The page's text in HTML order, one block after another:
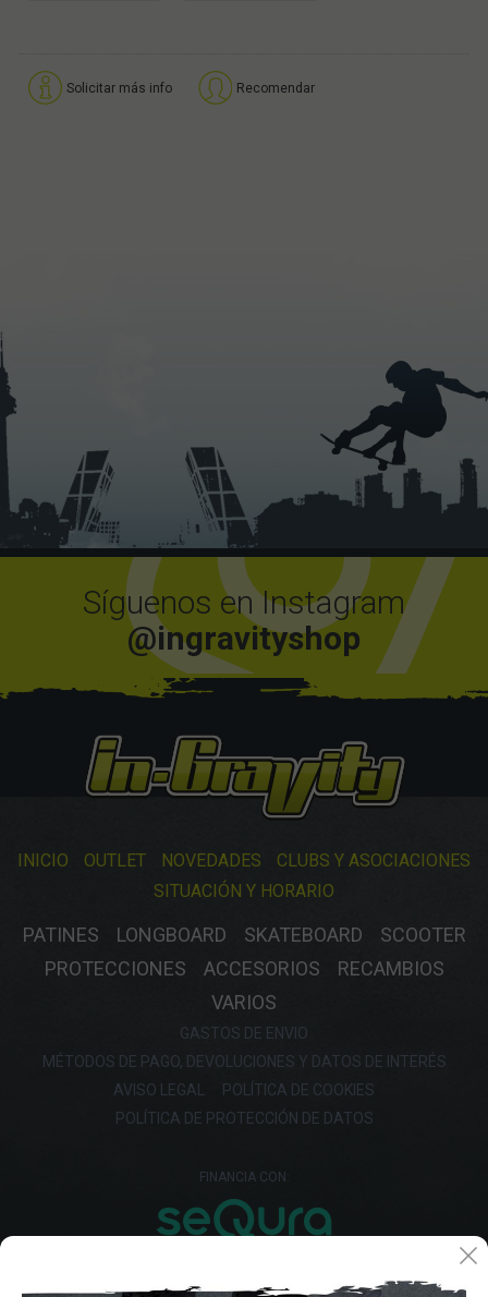
Solicitar más info Recomendar
Síguenos en Instagram
@ingravityshop
INICIO OUTLET NOVEDADES
CLUBS Y ASOCIACIONES
SITUACIÓN Y HORARIO
PATINES LONGBOARD SKATEBOARD
SCOOTER
PROTECCIONES
ACCESORIOS
RECAMBIOS
VARIOS
GASTOS DE ENVIO
MÉTODOS DE PAGO, DEVOLUCIONES Y DATOS DE INTERÉS
AVISO LEGAL
POLÍTICA DE COOKIES
POLÍTICA DE PROTECCIÓN DE DATOS
FINANCIA CON: